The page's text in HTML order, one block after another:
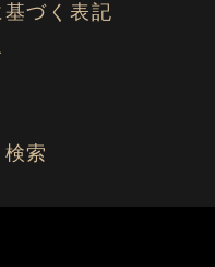
づく表記
索